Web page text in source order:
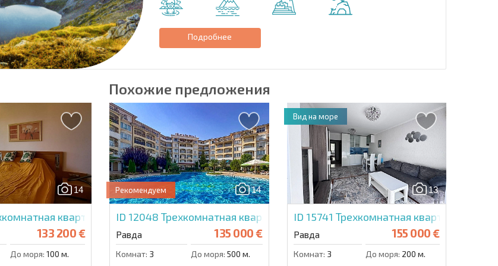
Отправить сообщение
Подробнее
Похожие предложения
14
квартира в Эмеральд Бич Резорт
133 200 €
До моря: 100 м.
14
Рекомендуем
ID 12048Трехкомнатная квартира в Элитония Гарденс
Равда 135 000 €
Комнат: 3 До моря: 500 м.
13
ID 15741 Трехкомнатная квартира в
Равда 155 000 €
Комнат: 3 До моря: 200 м.
Вид на море